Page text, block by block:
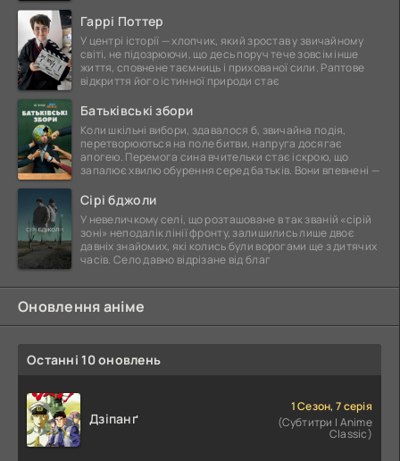
Гаррі Поттер
У центрі історії — хлопчик, який зростав у звичайному
світі, не підозрюючи, що десь поруч тече зовсім інше
життя, сповнене таємниць і прихованої сили. Раптове
відкриття його істинної природи стає
Батьківські збори
Коли шкільні вибори, здавалося б, звичайна подія,
перетворюються на поле битви, напруга досягає
апогею. Перемога сина вчительки стає іскрою, що
запалює хвилю обурення серед батьків. Вони впевнені —
Сірі бджоли
У невеличкому селі, що розташоване в так званій «сірій
зоні» неподалік лінії фронту, залишились лише двоє
давніх знайомих, які колись були ворогами ще з дитячих
часів. Село давно відрізане від благ
Оновлення аніме
Останні 10 оновлень
Дзіпанґ
1 Сезон, 7 серія
(Субтитри | Anime
Classic)